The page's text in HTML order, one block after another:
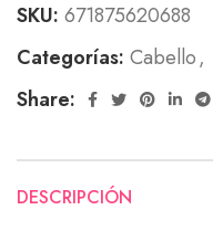
SKU: 671875620688
Categorías: Cabello,
Share:
DESCRIPCIÓN